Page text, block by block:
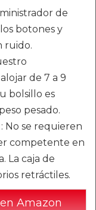
de
botones y
ruido.
de 7 a 9
bolsillo es
pesado.
: No se requieren
competente en
La caja de
retráctiles.
Amazon